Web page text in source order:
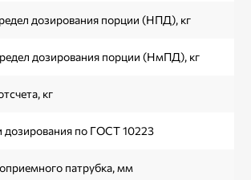
дозирования порции (НПД), кг
дозирования порции (НмПД), кг
кг
дозирования по ГОСТ 10223
патрубка, мм